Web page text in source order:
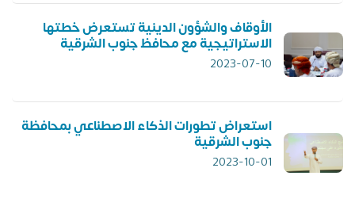
الأوقاف والشؤون الدينية تستعرض خطتها
الاستراتيجية مع محافظ جنوب الشرقية
2023-07-10
استعراض تطورات الذكاء الاصطناعي بمحافظة
جنوب الشرقية
2023-10-01